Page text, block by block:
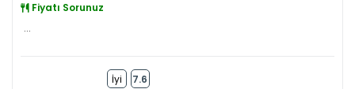
Fiyatı Sorunuz
...
İyi 7.6